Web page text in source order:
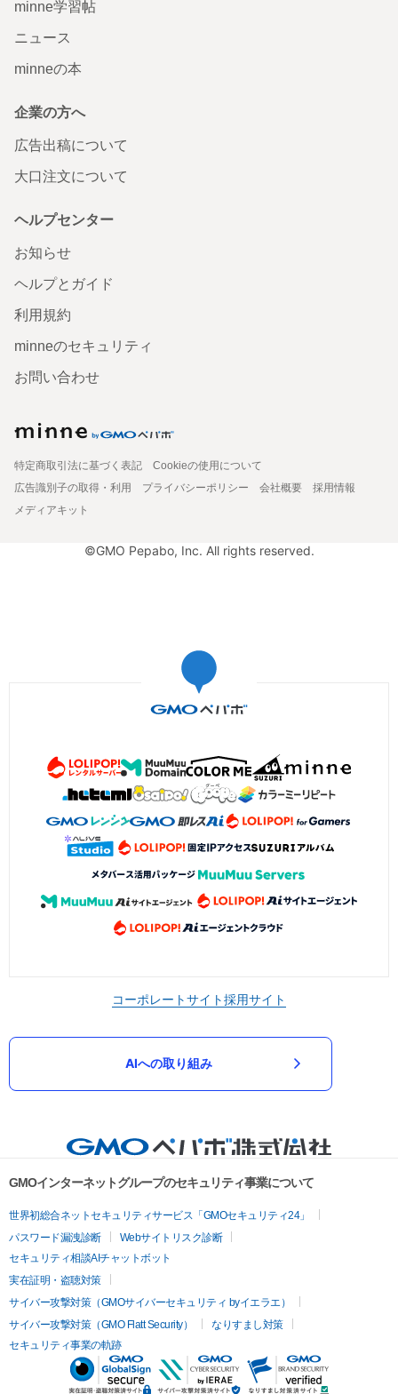
minne学習帖
ニュース
minneの本
企業の方へ
広告出稿について
大口注文について
ヘルプセンター
お知らせ
ヘルプとガイド
利用規約
minneのセキュリティ
お問い合わせ
特定商取引法に基づく表記
Cookieの使用について
広告識別子の取得・利用
プライバシーポリシー 会社概要
採用情報
メディアキット
©GMO Pepabo, Inc. All rights reserved.
コーポレートサイト採用サイト
AIへの取り組み
GMOインターネットグループのセキュリティ事業について
世界初総合ネットセキュリティサービス「GMOセキュリティ24」
パスワード漏洩診断
Webサイトリスク診断
セキュリティ相談AIチャットボット
実在証明・盗聴対策
サイバー攻撃対策（GMOサイバーセキュリティ byイエラエ）
サイバー攻撃対策（GMO Flatt Security）
なりすまし対策
セキュリティ事業の軌跡